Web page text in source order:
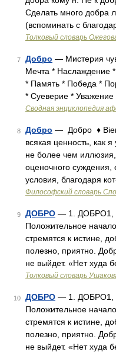
Сделать много добра
(вспоминать с
Толковый словарь
7 Добро — Мистерия
Мечта * Наслаждение
* Память * Победа *
* Суеверие * Уважение
Сводная энциклопедия
8 Добро — Добро ♦
всякая ценность, как
не более чем иллюзия,
оценочного суждения,
условия, благодаря
Философский словарь
9 ДОБРО — 1. ДОБРО1,
Положительное
стремятся к истине,
полезно, приятно.
не выйдет. «Нет худа
Толковый словарь
10 ДОБРО — 1. ДОБРО1,
Положительное
стремятся к истине,
полезно, приятно.
не выйдет. «Нет худа